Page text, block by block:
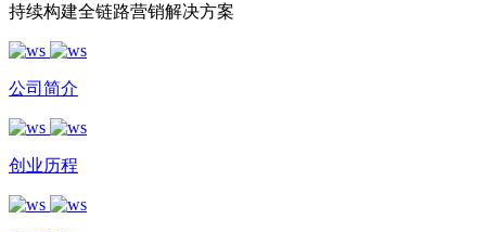
持续构建全链路营销解决方案
公司简介
创业历程